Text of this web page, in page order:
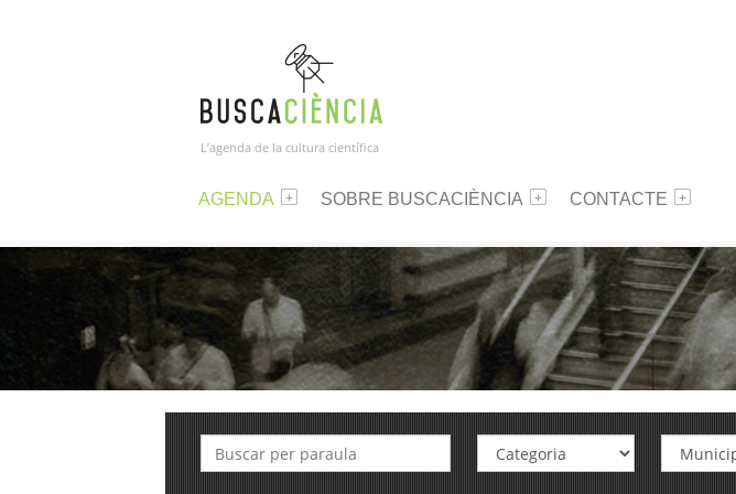
L’agenda de la cultura científica
AGENDA SOBRE BUSCACIÈNCIA CONTACTE